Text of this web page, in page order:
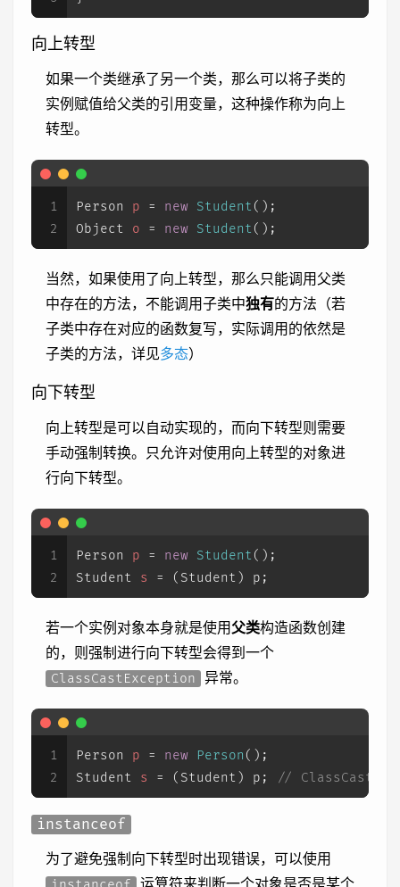
向上转型
如果一个类继承了另一个类，那么可以将子类的
实例赋值给父类的引用变量，这种操作称为向上
转型。
1
2
Person p = new Student ();
Object
o = new Student ();
当然，如果使用了向上转型，那么只能调用父类
中存在的方法，不能调用子类中独有的方法（若
子类中存在对应的函数复写，实际调用的依然是
子类的方法，详见多态）
向下转型
向上转型是可以自动实现的，而向下转型则需要
手动强制转换。只允许对使用向上转型的对象进
行向下转型。
1
2
Person p = new Student ();
Student
s = (Student) p;
若一个实例对象本身就是使用 父类构造函数创建
的，则强制进行向下转型会得到一个
ClassCastException
异常。
1
2
Person p = new Person ();
Student
s = (Student) p; //
instanceof
为了避免强制向下转型时出现错误，可以使用
运算符来判断一个对象是否是某个